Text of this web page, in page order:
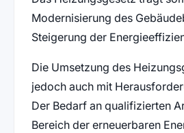
Modernisierung des
Steigerung der
Die Umsetzung des
jedoch auch mit
Der Bedarf an qualifizierten
Bereich der erneuerbaren